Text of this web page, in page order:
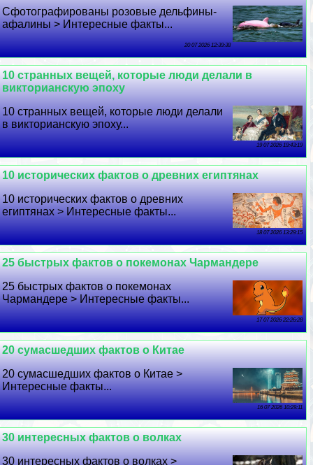
Сфотографированы розовые дельфины-
афалины > Интересные факты...
20 07 2026 12:39:38
10 странных вещей, которые люди делали в
викторианскую эпоху
10 странных вещей, которые люди делали
в викторианскую эпоху...
19 07 2026 19:43:19
10 исторических фактов о древних египтянах
10 исторических фактов о древних
египтянах > Интересные факты...
18 07 2026 13:29:15
25 быстрых фактов о покемонах Чармaндере
25 быстрых фактов о покемонах
Чармaндере > Интересные факты...
17 07 2026 22:26:28
20 cyмacшедших фактов о Китае
20 cyмacшедших фактов о Китае >
Интересные факты...
16 07 2026 10:29:11
30 интересных фактов о волках
30 интересных фактов о волках >